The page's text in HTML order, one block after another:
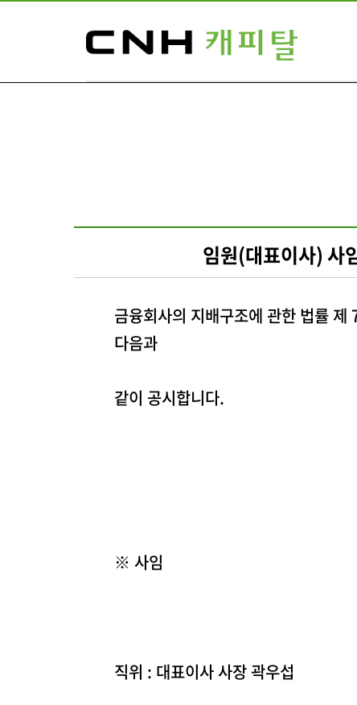
임원(대표이사) 사
금융회사의 지배구조에 관한 법률
다음과
같이 공시합니다.
※ 사임
직위 : 대표이사 사장 곽우섭